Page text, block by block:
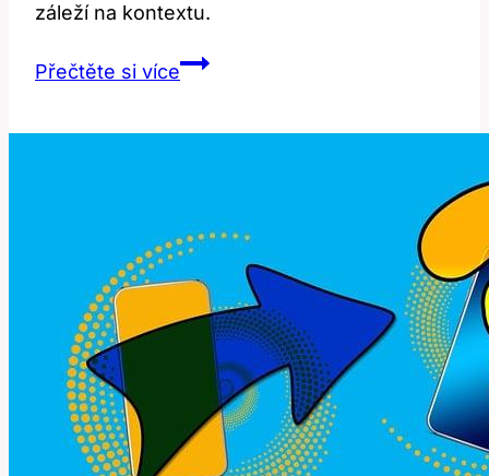
záleží na kontextu.
Přečtěte si víceFootsie:
v
Angličtině?